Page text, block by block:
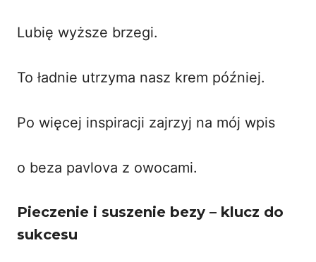
Lubię wyższe brzegi.
To ładnie utrzyma nasz krem później.
Po więcej inspiracji zajrzyj na mój wpis
o beza pavlova z owocami.
Pieczenie i suszenie bezy – klucz do
sukcesu